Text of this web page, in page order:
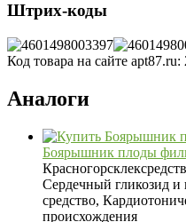
Штрих-коды
Код товара на сайте apt87.ru:
Аналоги
Боярышник плоды
Сердечный гликозид и
средство,
происхождения